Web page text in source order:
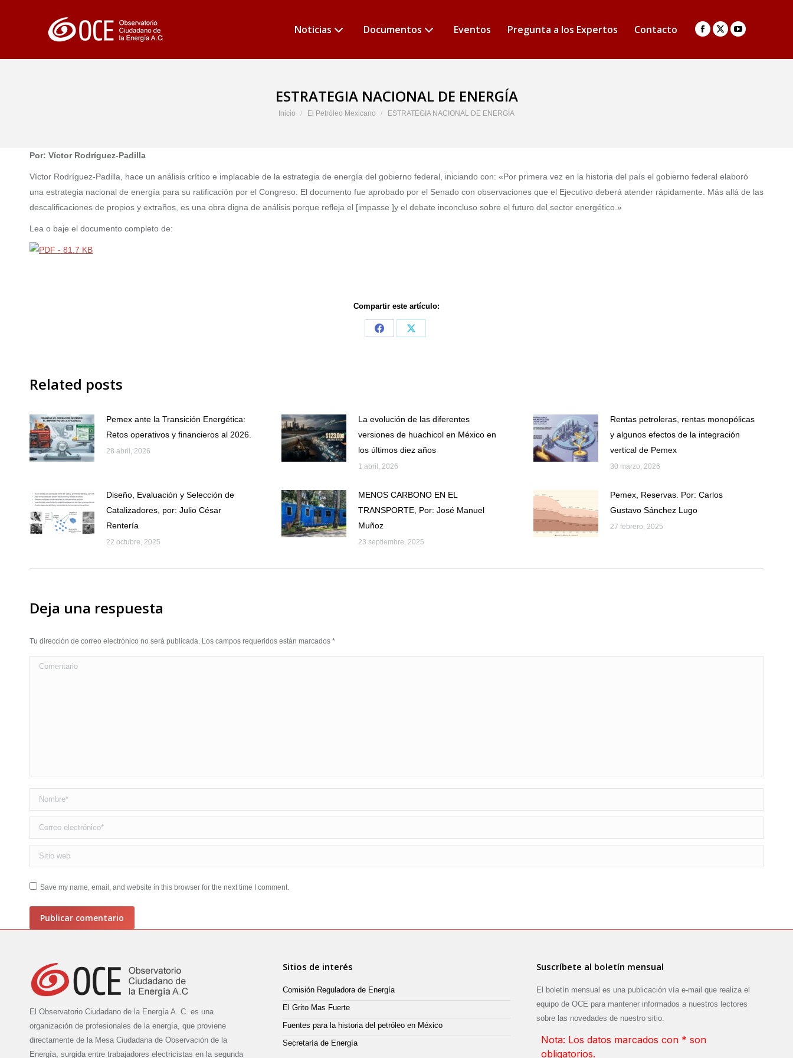
Noticias Documentos Eventos Pregunta a los Expertos Contacto
Facebook
X
YouTube
ESTRATEGIA NACIONAL DE ENERGÍA
Estás aquí:
Inicio El Petróleo Mexicano ESTRATEGIA NACIONAL DE ENERGÍA
Por: Víctor Rodríguez-Padilla
Víctor Rodríguez-Padilla, hace un análisis crítico e implacable de la estrategia de energía del gobierno federal, iniciando con: «Por primera vez en la historia del país el gobierno federal elaboró
una estrategia nacional de energía para su ratificación por el Congreso. El documento fue aprobado por el Senado con observaciones que el Ejecutivo deberá atender rápidamente. Más allá de las
descalificaciones de propios y extraños, es una obra digna de análisis porque refleja el [impasse ]y el debate inconcluso sobre el futuro del sector energético.»
Lea o baje el documento completo de:
Compartir este artículo:
Share
Share
Related posts
Pemex ante la Transición Energética:
Retos operativos y financieros al 2026.
28 abril, 2026
La evolución de las diferentes
versiones de huachicol en México en
los últimos diez años
1 abril, 2026
Rentas petroleras, rentas monopólicas
y algunos efectos de la integración
vertical de Pemex
30 marzo, 2026
Diseño, Evaluación y Selección de
Catalizadores, por: Julio César
Rentería
22 octubre, 2025
MENOS CARBONO EN EL
TRANSPORTE, Por: José Manuel
Muñoz
23 septiembre, 2025
Pemex, Reservas. Por: Carlos
Gustavo Sánchez Lugo
27 febrero, 2025
Deja una respuesta
Tu dirección de correo electrónico no será publicada. Los campos requeridos están marcados *
Comentario
Nombre *
Correo electrónico *
Sitio web
Save my name, email, and website in this browser for the next time I comment.
Publicar comentario
El Observatorio Ciudadano de la Energía A. C. es una
organización de profesionales de la energía, que proviene
directamente de la Mesa Ciudadana de Observación de la
Energía, surgida entre trabajadores electricistas en la segunda
Sitios de interés
Comisión Reguladora de Energía
El Grito Mas Fuerte
Fuentes para la historia del petróleo en México
Secretaría de Energía
Suscríbete al boletín mensual
El boletín mensual es una publicación vía e-mail que realiza el
equipo de OCE para mantener informados a nuestros lectores
sobre las novedades de nuestro sitio.